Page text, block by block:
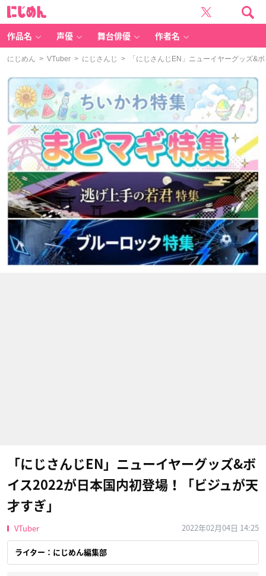
作品名 声優 舞台俳優 作者名
にじめん > VTuber > にじさんじ > 「にじさんじEN」ニューイヤーグッズ&
「にじさんじEN」ニューイヤーグッズ&ボ
イス2022が日本国内初登場！「ビジュが天
才すぎ」
VTuber 2022年02月04日 14:25
ライター：にじめん編集部